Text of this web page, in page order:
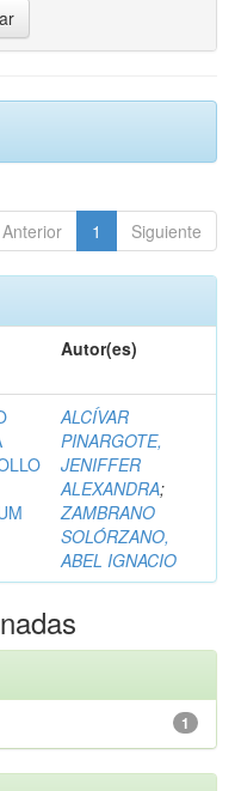
Anterior 1 Siguiente
Autor(es)
ALCÍVAR
PINARGOTE,
JENIFFER
ALEXANDRA;
ZAMBRANO
SOLÓRZANO,
ABEL IGNACIO
1